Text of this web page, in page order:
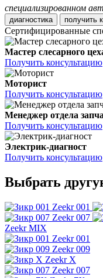
специализированном
диагностика получить
Сертифицированные
Мастер слесарного
Получить консультацию
Моторист
Получить консультацию
Менеджер отдела
Получить консультацию
Электрик-диагност
Получить консультацию
Выбрать
Zeekr 001
Zeekr 007
Zeekr MIX
Zeekr 001
Zeekr 009
Zeekr X
Zeekr 007